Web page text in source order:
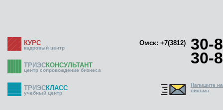
КУРС
кадровый центр
Омск: +7(3812) 30-
30-
ТРИЭСКОНСУЛЬТАНТ
центр сопровождение бизнеса
ТРИЭСКЛАСС
учебный центр
Напишите
письмо